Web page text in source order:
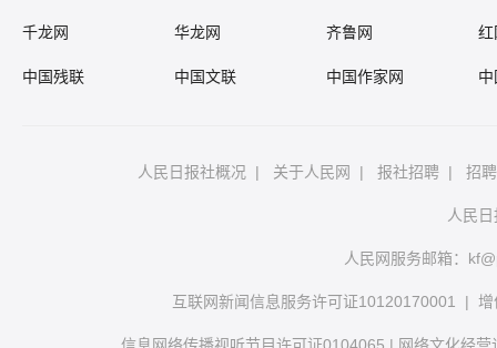
千龙网 华龙网 齐鲁网 红
中国残联 中国文联 中国作家网
人民日报社概况 | 关于人民网 | 报社招聘 | 招
人民
人民网服务邮箱：
互联网新闻信息服务许可证10120170001 | 增